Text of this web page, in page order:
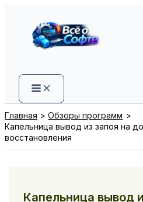
содержимому
Главная
Обзоры программ
Капельница вывод из запоя на
восстановления
Капельница вывод